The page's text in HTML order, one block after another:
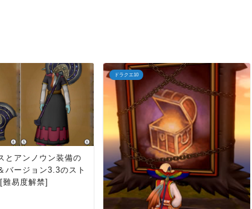
とアンノウン装備の
バージョン3.3のスト
易度解禁]
ドラクエ10